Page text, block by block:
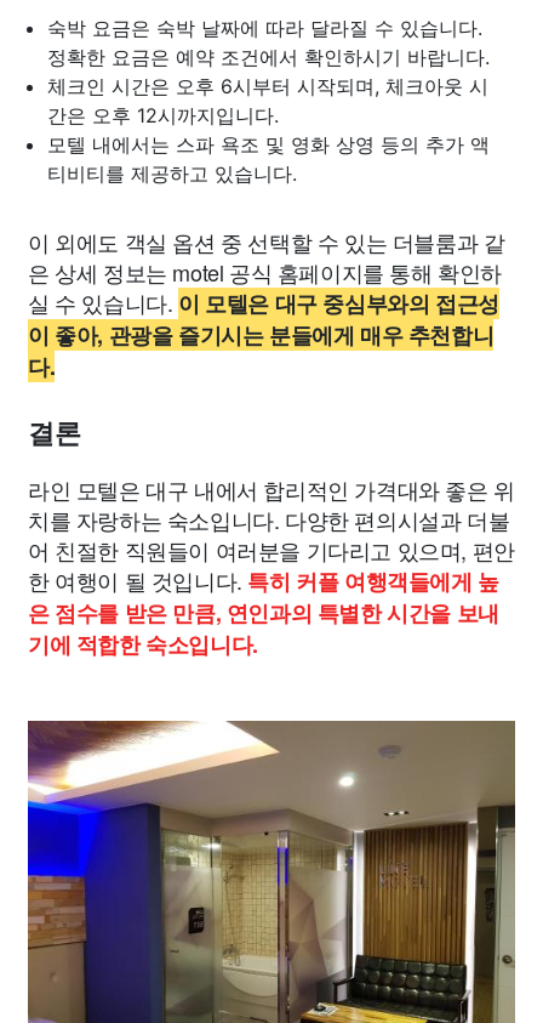
숙박 요금은 숙박 날짜에 따라 달라질 수 있습니다.
정확한 요금은 예약 조건에서 확인하시기 바랍니다.
체크인 시간은 오후 6시부터 시작되며, 체크아웃 시
간은 오후 12시까지입니다.
모텔 내에서는 스파 욕조 및 영화 상영 등의 추가 액
티비티를 제공하고 있습니다.
이 외에도 객실 옵션 중 선택할 수 있는 더블룸과 같
은 상세 정보는 motel 공식 홈페이지를 통해 확인하
실 수 있습니다. 이 모텔은 대구 중심부와의 접근성
이 좋아, 관광을 즐기시는 분들에게 매우 추천합니
다.
결론
라인 모텔은 대구 내에서 합리적인 가격대와 좋은 위
치를 자랑하는 숙소입니다. 다양한 편의시설과 더불
어 친절한 직원들이 여러분을 기다리고 있으며, 편안
한 여행이 될 것입니다. 특히 커플 여행객들에게 높
은 점수를 받은 만큼, 연인과의 특별한 시간을 보내
기에 적합한 숙소입니다.